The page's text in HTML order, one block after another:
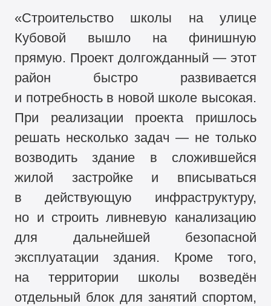
«Строительство школы на улице
Кубовой вышло на финишную
прямую. Проект долгожданный — этот
район быстро развивается
и потребность в новой школе высокая.
При реализации проекта пришлось
решать несколько задач — не только
возводить здание в сложившейся
жилой застройке и вписываться
в действующую инфраструктуру,
но и строить ливневую канализацию
для дальнейшей безопасной
эксплуатации здания. Кроме того,
на территории школы возведён
отдельный блок для занятий спортом,